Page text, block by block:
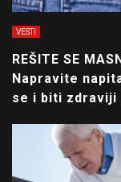
VESTI
REŠITE SE
Napravite
se i biti zdraviji